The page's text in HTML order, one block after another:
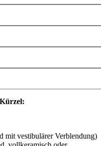
vestibulärer Verblendung)